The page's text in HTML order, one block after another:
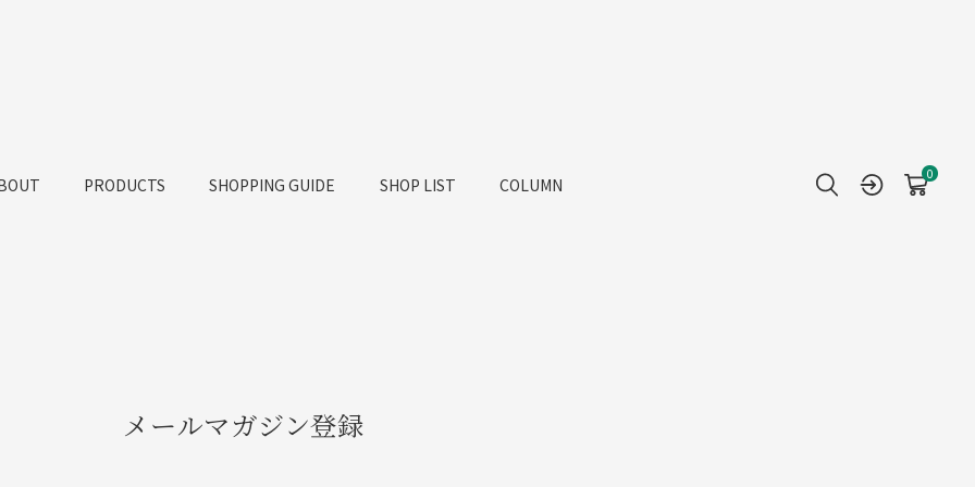
PRODUCTS SHOPPING GUIDE SHOP LIST COLUMN 0
メールマガジン登録